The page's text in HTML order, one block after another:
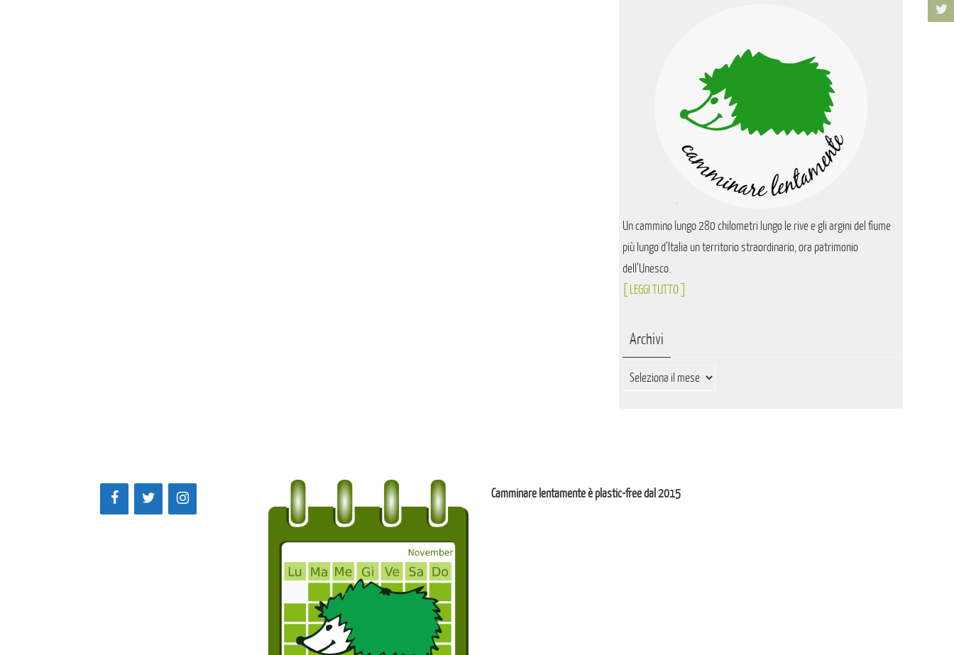
Un cammino lungo 280 chilometri lungo le rive e gli argini del fiume
più lungo d’Italia un territorio straordinario, ora patrimonio
dell’Unesco.
[ LEGGI TUTTO ]
Archivi
Archivi
Camminare lentamente è plastic-free dal 2015